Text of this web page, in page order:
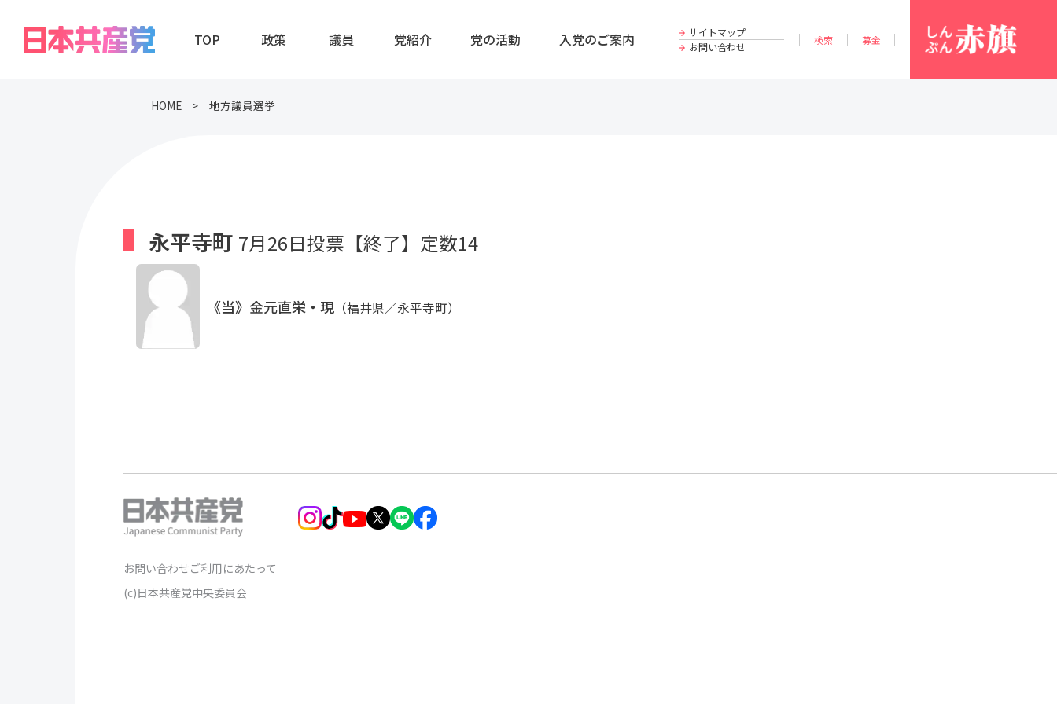
TOP 政策 議員 党紹介 党の活動 入党のご案内
サイトマップ
お問い合わせ
検索 募金
HOME 地方議員選挙
永平寺町 7月26日投票【終了】定数14
《当》金元直栄・現 （福井県／永平寺町）
お問い合わせご利用にあたって
(c)日本共産党中央委員会